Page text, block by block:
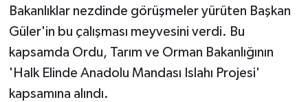
Bakanlıklar nezdinde görüşmeler yürüten Başkan
Güler'in bu çalışması meyvesini verdi. Bu
kapsamda Ordu, Tarım ve Orman Bakanlığının
'Halk Elinde Anadolu Mandası Islahı Projesi'
kapsamına alındı.